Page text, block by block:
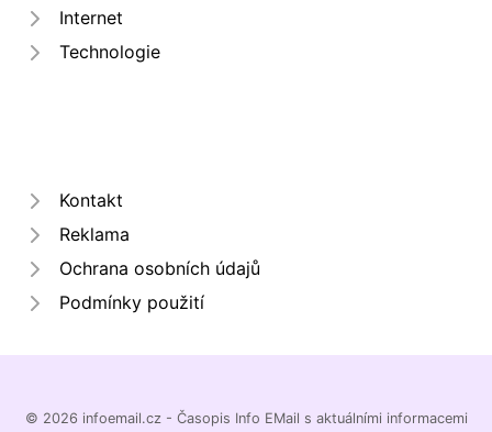
Internet
Technologie
Kontakt
Reklama
Ochrana osobních údajů
Podmínky použití
© 2026 infoemail.cz - Časopis Info EMail s aktuálními informacemi